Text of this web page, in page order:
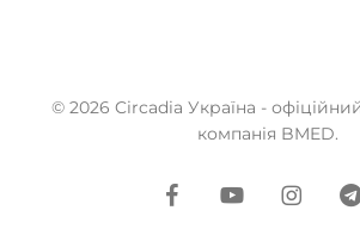
© 2026 Circadia Україна -
компанія BMED.
facebookyoutube